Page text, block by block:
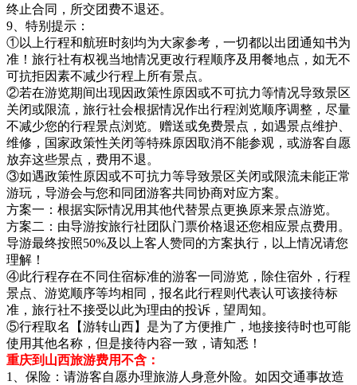
终止合同，所交团费不退还。
9、特别提示：
①以上行程和航班时刻均为大家参考，一切都以出团通知书为
准！旅行社有权视当地情况更改行程顺序及用餐地点，如无不
可抗拒因素不减少行程上所有景点。
②若在游览期间出现因政策性原因或不可抗力等情况导致景区
关闭或限流，旅行社会根据情况作出行程浏览顺序调整，尽量
不减少您的行程景点浏览。赠送或免费景点，如遇景点维护、
维修，国家政策性关闭等特殊原因取消不能参观，或游客自愿
放弃这些景点，费用不退。
③如遇政策性原因或不可抗力等导致景区关闭或限流未能正常
游玩，导游会与您和同团游客共同协商对应方案。
方案一：根据实际情况用其他代替景点更换原来景点游览。
方案二：由导游按旅行社团队门票价格退还您相应景点费用。
导游最终按照50%及以上客人赞同的方案执行，以上情况请您
理解！
④此行程存在不同住宿标准的游客一同游览，除住宿外，行程
景点、游览顺序等均相同，报名此行程则代表认可该接待标
准，旅行社不接受以此为理由的投诉，望周知。
⑤行程取名【游转山西】是为了方便推广，地接接待时也可能
使用其他名称，但是接待内容一致，请知悉！
重庆到山西旅游费用不含：
1、保险：请游客自愿办理旅游人身意外险。如因交通事故造